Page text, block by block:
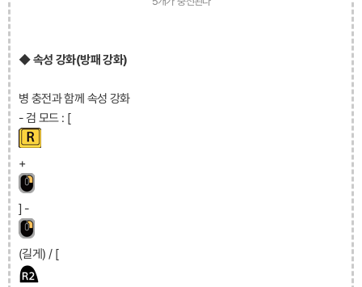
◆ 속성 강화(방패 강화)
병 충전과 함께 속성 강화
- 검 모드 : [
+
] -
(길게) / [